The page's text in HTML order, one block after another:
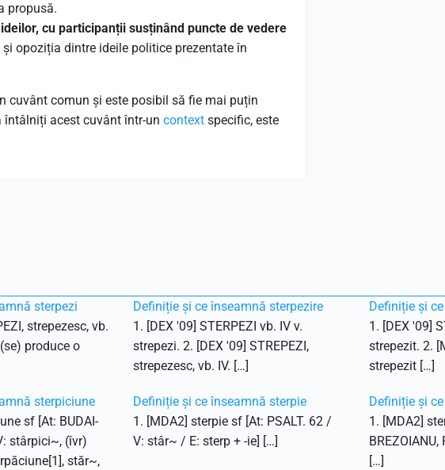
propusă.
cu participanții susținând puncte de vedere
opoziția dintre ideile politice prezentate în
cuvânt comun și este posibil să fie mai puțin
acest cuvânt într-un context specific, este
sterpezi
strepezesc, vb.
produce o
Definiție și ce înseamnă sterpezire
1. [DEX '09] STERPEZI vb. IV v.
strepezi. 2. [DEX '09] STREPEZI,
strepezesc, vb. IV. […]
Definiție și
1. [DEX '09]
strepezit. 2.
strepezit […]
sterpiciune
sf [At: BUDAI-
stârpici~, (îvr)
stăr~,
Definiție și ce înseamnă sterpie
1. [MDA2] sterpie sf [At: PSALT. 62 /
V: stâr~ / E: sterp + -ie] […]
Definiție și
1. [MDA2]
[…]